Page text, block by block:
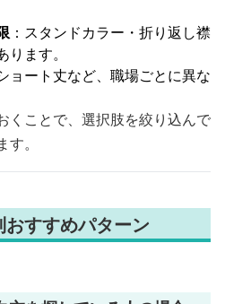
：スタンドカラー・折り返し襟
ます。
ョート丈など、職場ごとに異な
くことで、選択肢を絞り込んで
。
すすめパターン